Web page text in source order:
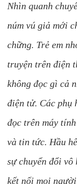
Nhìn quanh
núm vú giả mới
chững. Trẻ em
truyện trên điện
không đọc gì cả
điện tử. Các phụ
đọc trên máy
và tin tức. Hầu
sự chuyển đổi
kết nối mọi